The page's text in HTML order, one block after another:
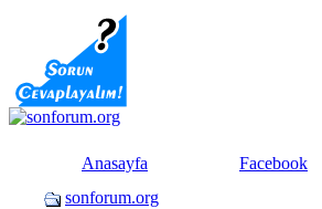
Anasayfa Facebook
sonforum.org